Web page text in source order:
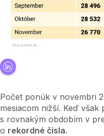
Počet ponúk v novembri
mesiacom nižší. Keď
s rovnakým obdobím v
o rekordné čísla.